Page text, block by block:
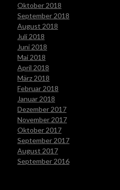
Oktober 2018
September 2018
August 2018
Juli 2018
Juni 2018
Mai 2018
April 2018
März 2018
Februar 2018
Januar 2018
Dezember 2017
November 2017
Oktober 2017
September 2017
August 2017
September 2016